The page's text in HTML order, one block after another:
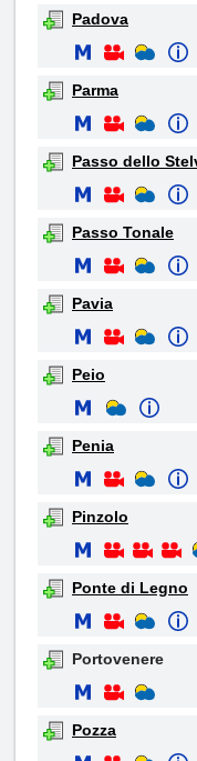
Padova
Parma
Passo dello
Passo Tonale
Pavia
Peio
Penia
Pinzolo
Ponte di Legno
Portovenere
Pozza